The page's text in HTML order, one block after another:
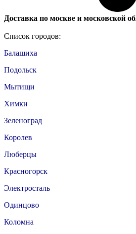
Доставка по москве и московской
Список городов:
Балашиха
Подольск
Мытищи
Химки
Зеленоград
Королев
Люберцы
Красногорск
Электросталь
Одинцово
Коломна